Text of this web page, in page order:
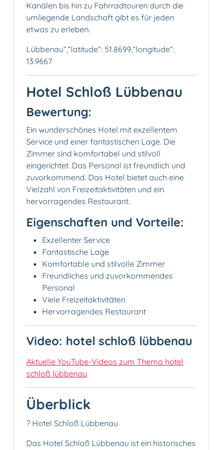
Kanälen bis hin zu Fahrradtouren durch die
umliegende Landschaft gibt es für jeden
etwas zu erleben.
Lübbenau“,“latitude“: 51.8699,“longitude“:
13.9667
Hotel Schloß Lübbenau
Bewertung:
Ein wunderschönes Hotel mit exzellentem
Service und einer fantastischen Lage. Die
Zimmer sind komfortabel und stilvoll
eingerichtet. Das Personal ist freundlich und
zuvorkommend. Das Hotel bietet auch eine
Vielzahl von Freizeitaktivitäten und ein
hervorragendes Restaurant.
Eigenschaften und Vorteile:
Exzellenter Service
Fantastische Lage
Komfortable und stilvolle Zimmer
Freundliches und zuvorkommendes
Personal
Viele Freizeitaktivitäten
Hervorragendes Restaurant
Video: hotel schloß lübbenau
Aktuelle YouTube-Videos zum Thema hotel
schloß lübbenau
Überblick
? Hotel Schloß Lübbenau
Das Hotel Schloß Lübbenau ist ein historisches